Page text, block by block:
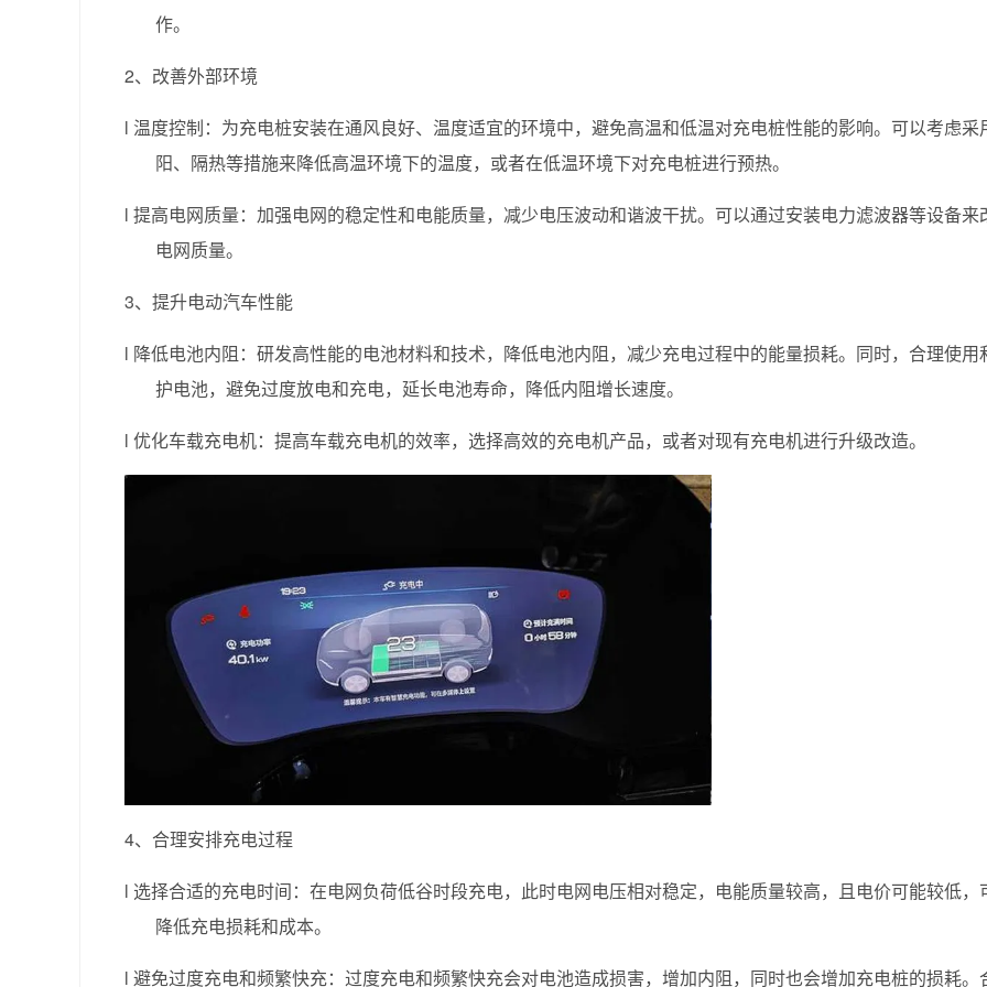
作。
2、改善外部环境
l 温度控制：为充电桩安装在通风良好、温度适宜的环境中，避免高温和低温对充电桩性能的影响。可以考虑采
阳、隔热等措施来降低高温环境下的温度，或者在低温环境下对充电桩进行预热。
l 提高电网质量：加强电网的稳定性和电能质量，减少电压波动和谐波干扰。可以通过安装电力滤波器等设备来
电网质量。
3、提升电动汽车性能
l 降低电池内阻：研发高性能的电池材料和技术，降低电池内阻，减少充电过程中的能量损耗。同时，合理使用
护电池，避免过度放电和充电，延长电池寿命，降低内阻增长速度。
l 优化车载充电机：提高车载充电机的效率，选择高效的充电机产品，或者对现有充电机进行升级改造。
4、合理安排充电过程
l 选择合适的充电时间：在电网负荷低谷时段充电，此时电网电压相对稳定，电能质量较高，且电价可能较低，
降低充电损耗和成本。
l 避免过度充电和频繁快充：过度充电和频繁快充会对电池造成损害，增加内阻，同时也会增加充电桩的损耗。